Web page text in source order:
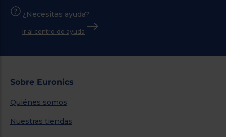
¿Necesitas ayuda?
Ir al centro de ayuda
Sobre Euronics
Quiénes somos
Nuestras tiendas